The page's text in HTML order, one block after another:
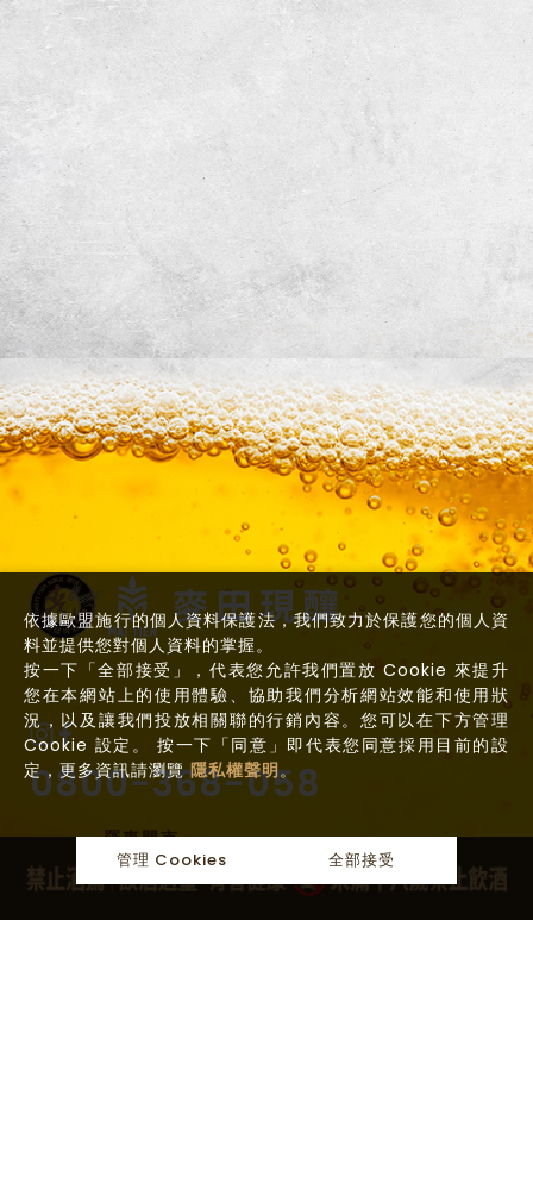
0800-368-058
羅東門市
03-9583368
關於麥田 最新消息 麥田產品 聯繫麥田
依據歐盟施行的個人資料保護法，我們致力於保護您的個人資
料並提供您對個人資料的掌握。
按一下「全部接受」，代表您允許我們置放 Cookie 來提升
您在本網站上的使用體驗、協助我們分析網站效能和使用狀
況，以及讓我們投放相關聯的行銷內容。您可以在下方管理
Cookie 設定。 按一下「同意」即代表您同意採用目前的設
定，更多資訊請瀏覽隱私權聲明。
管理 Cookies 全部接受